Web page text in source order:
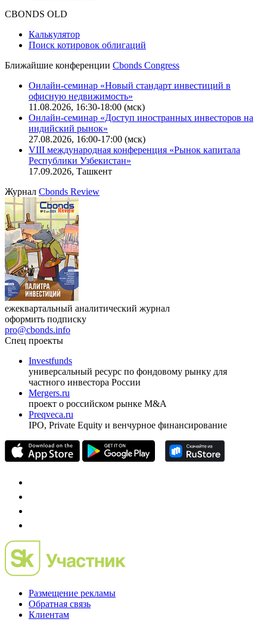
CBONDS OLD
Калькулятор
Поиск котировок облигаций
Ближайшие конференции Cbonds Congress
Онлайн-семинар «Новый стандарт инвестиций в
офисную недвижимость»
11.08.2026, 16:30-18:00 (мск)
Онлайн-семинар «Доступ иностранных инвесторов на
индийский рынок»
27.08.2026, 16:00-17:00 (мск)
VIII международная конференция «Рынок капитала
Республики Узбекистан»
17.09.2026, Ташкент
Журнал Cbonds Review
ежеквартальный аналитический журнал
оформить подписку
pro@cbonds.info
Спец проекты
Investfunds
универсальный ресурс по фондовому рынку для
частного инвестора России
Mergers.ru
проект о российском рынке M&A
Preqveca.ru
IPO, Private Equity и венчурное финансирование
Размещение рекламы
Обратная связь
Клиентам